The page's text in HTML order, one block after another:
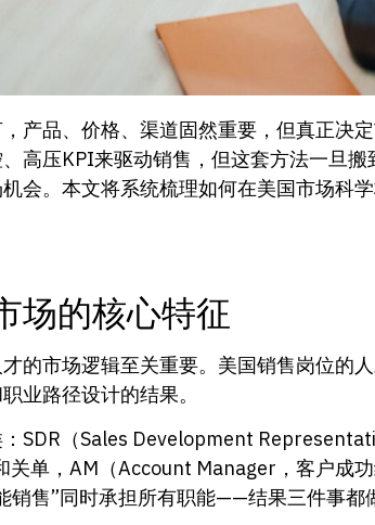
产品、价格、渠道固然重要，但真正决
高压KPI来驱动销售，但这套方法一旦
会。本文将系统梳理如何在美国市场科
场的核心特征
的市场逻辑至关重要。美国销售岗位的
业路径设计的结果。
SDR（Sales Development
单，AM（Account Manager，客户成
销售”同时承担所有职能——结果三件事都